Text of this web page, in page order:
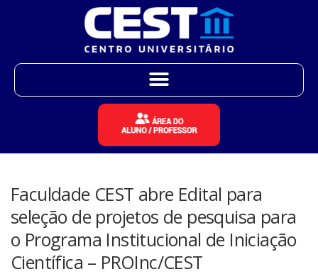
Faculdade CEST abre Edital para
seleção de projetos de pesquisa para
o Programa Institucional de Iniciação
Científica – PROInc/CEST